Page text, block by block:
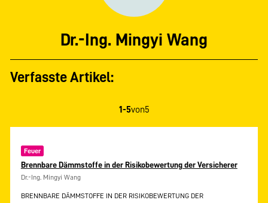
Dr.-Ing. Mingyi Wang
Verfasste Artikel:
1-5von5
Feuer
Brennbare Dämmstoffe in der Risikobewertung der Versicherer
Dr.-Ing. Mingyi Wang
BRENNBARE DÄMMSTOFFE IN DER RISIKOBEWERTUNG DER